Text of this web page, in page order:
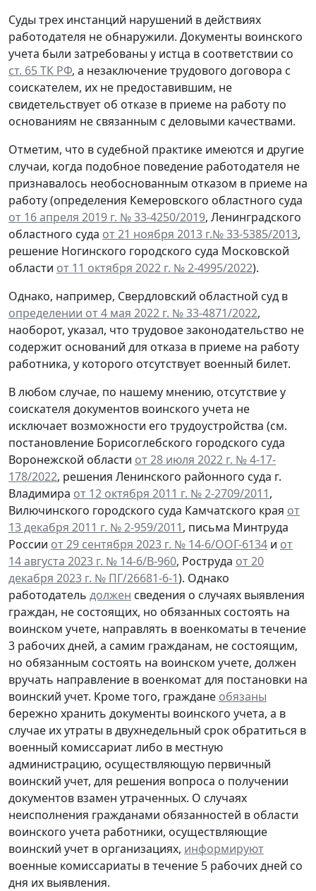
Суды трех инстанций нарушений в действиях
работодателя не обнаружили. Документы воинского
учета были затребованы у истца в соответствии со
ст. 65 ТК РФ, а незаключение трудового договора с
соискателем, их не предоставившим, не
свидетельствует об отказе в приеме на работу по
основаниям не связанным с деловыми качествами.
Отметим, что в судебной практике имеются и другие
случаи, когда подобное поведение работодателя не
признавалось необоснованным отказом в приеме на
работу (определения Кемеровского областного суда
от 16 апреля 2019 г. № 33-4250/2019, Ленинградского
областного суда от 21 ноября 2013 г.№ 33-5385/2013,
решение Ногинского городского суда Московской
области от 11 октября 2022 г. № 2-4995/2022).
Однако, например, Свердловский областной суд в
определении от 4 мая 2022 г. № 33-4871/2022,
наоборот, указал, что трудовое законодательство не
содержит оснований для отказа в приеме на работу
работника, у которого отсутствует военный билет.
В любом случае, по нашему мнению, отсутствие у
соискателя документов воинского учета не
исключает возможности его трудоустройства (см.
постановление Борисоглебского городского суда
Воронежской области от 28 июля 2022 г. № 4-17-
178/2022, решения Ленинского районного суда г.
Владимира от 12 октября 2011 г. № 2-2709/2011,
Вилючинского городского суда Камчатского края от
13 декабря 2011 г. № 2-959/2011, письма Минтруда
России от 29 сентября 2023 г. № 14-6/ООГ-6134 и от
14 августа 2023 г. № 14-6/В-960, Роструда от 20
декабря 2023 г. № ПГ/26681-6-1). Однако
работодатель должен сведения о случаях выявления
граждан, не состоящих, но обязанных состоять на
воинском учете, направлять в военкоматы в течение
3 рабочих дней, а самим гражданам, не состоящим,
но обязанным состоять на воинском учете, должен
вручать направление в военкомат для постановки на
воинский учет. Кроме того, граждане обязаны
бережно хранить документы воинского учета, а в
случае их утраты в двухнедельный срок обратиться в
военный комиссариат либо в местную
администрацию, осуществляющую первичный
воинский учет, для решения вопроса о получении
документов взамен утраченных. О случаях
неисполнения гражданами обязанностей в области
воинского учета работники, осуществляющие
воинский учет в организациях, информируют
военные комиссариаты в течение 5 рабочих дней со
дня их выявления.